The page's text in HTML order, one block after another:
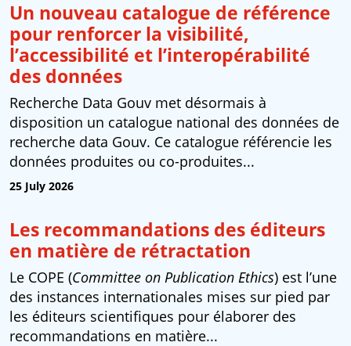
Un nouveau catalogue de référence
pour renforcer la visibilité,
l’accessibilité et l’interopérabilité
des données
Recherche Data Gouv met désormais à
disposition un catalogue national des données de
recherche data Gouv. Ce catalogue référencie les
données produites ou co-produites...
25 July 2026
Les recommandations des éditeurs
en matière de rétractation
Le COPE (Committee on Publication Ethics) est l’une
des instances internationales mises sur pied par
les éditeurs scientifiques pour élaborer des
recommandations en matière...